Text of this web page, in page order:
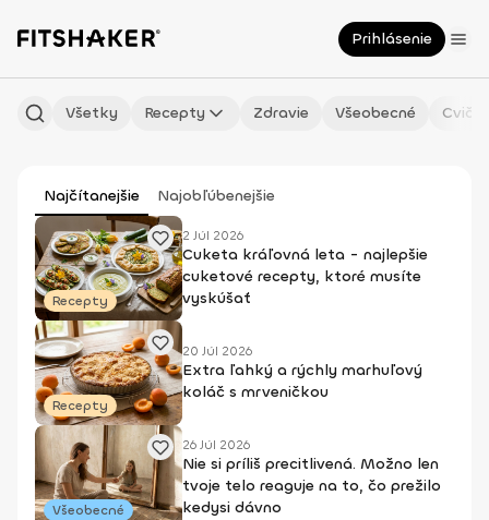
Prihlásenie
Všetky Recepty Zdravie Všeobecné
Najčítanejšie Najobľúbenejšie
Recepty
2 Júl 2026
Cuketa kráľovná leta - najlepšie
cuketové recepty, ktoré musíte
vyskúšať
Recepty
20 Júl 2026
Extra ľahký a rýchly marhuľový
koláč s mrveničkou
Všeobecné
26 Júl 2026
Nie si príliš precitlivená. Možno len
tvoje telo reaguje na to, čo prežilo
kedysi dávno